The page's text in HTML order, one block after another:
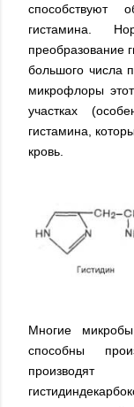
способствуют
гистамина.
преобразование
большого числа
микрофлоры
участках
гистамина,
кровь.
Многие
способны